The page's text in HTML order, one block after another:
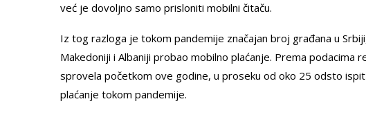
već je dovoljno samo prisloniti mobilni čitaču.
Iz tog razloga je tokom pandemije značajan broj građana u
Makedoniji i Albaniji probao mobilno plaćanje. Prema podacima
sprovela početkom ove godine, u proseku od oko 25 odsto
plaćanje tokom pandemije.